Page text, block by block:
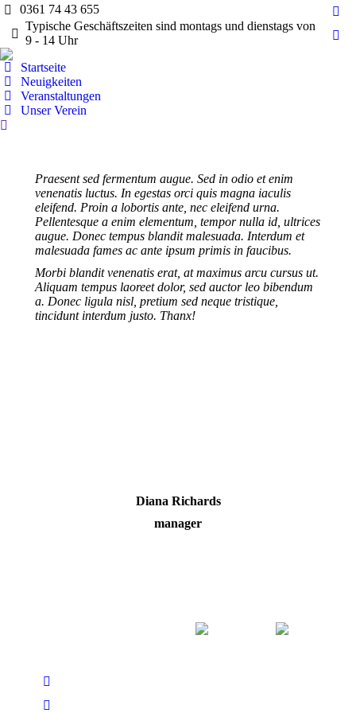
0361 74 43 655
Typische Geschäftszeiten sind montags und dienstags von
9 - 14 Uhr
Startseite
Neuigkeiten
Veranstaltungen
Unser Verein
Search:
Praesent sed fermentum augue. Sed in odio et enim
venenatis luctus. In egestas orci quis magna iaculis
eleifend. Proin a lobortis ante, nec eleifend urna.
Pellentesque a enim elementum, tempor nulla id, ultrices
augue. Donec tempus blandit malesuada. Interdum et
malesuada fames ac ante ipsum primis in faucibus.
Morbi blandit venenatis erat, at maximus arcu cursus ut.
Aliquam tempus laoreet dolor, sed auctor leo bibendum
a. Donec ligula nisl, pretium sed neque tristique,
tincidunt interdum justo. Thanx!
Diana Richards
manager